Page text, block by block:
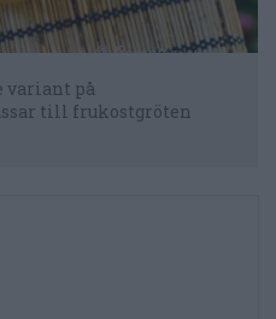
variant på
till frukostgröten